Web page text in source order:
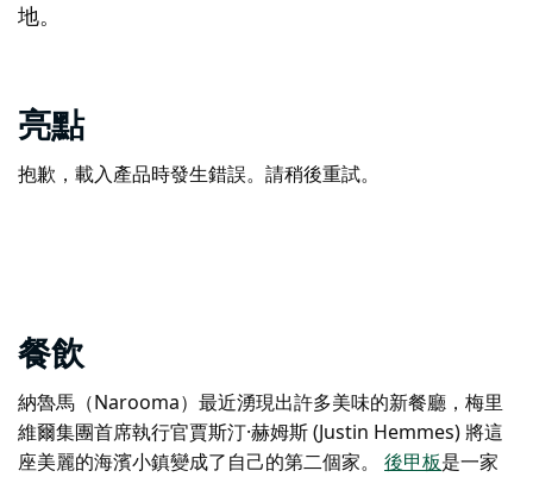
地。
亮點
抱歉，載入產品時發生錯誤。請稍後重試。
餐飲
納魯馬（Narooma）最近湧現出許多美味的新餐廳，梅里
維爾集團首席執行官賈斯汀·赫姆斯 (Justin Hemmes) 將這
座美麗的海濱小鎮變成了自己的第二個家。 後甲板是一家